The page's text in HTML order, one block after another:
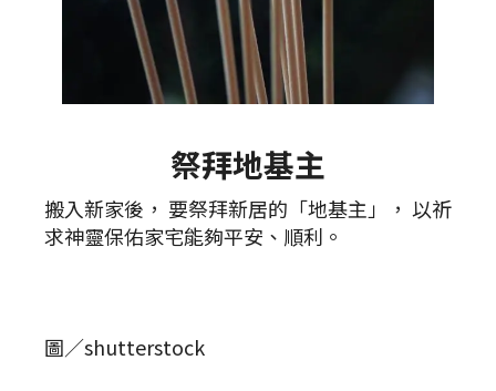
祭拜地基主
搬入新家後， 要祭拜新居的「地基主」， 以祈
求神靈保佑家宅能夠平安、順利。
圖／shutterstock